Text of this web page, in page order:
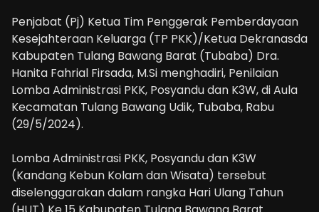
Penjabat (Pj) Ketua Tim Penggerak Pemberdayaan
Kesejahteraan Keluarga (TP PKK)/Ketua Dekranasda
Kabupaten Tulang Bawang Barat (Tubaba) Dra.
Hanita Fahrial Firsada, M.Si menghadiri, Penilaian
Lomba Administrasi PKK, Posyandu dan K3W, di Aula
Kecamatan Tulang Bawang Udik, Tubaba, Rabu
(29/5/2024).
Lomba Administrasi PKK, Posyandu dan K3W
(Kandang Kebun Kolam dan Wisata) tersebut
diselenggarakan dalam rangka Hari Ulang Tahun